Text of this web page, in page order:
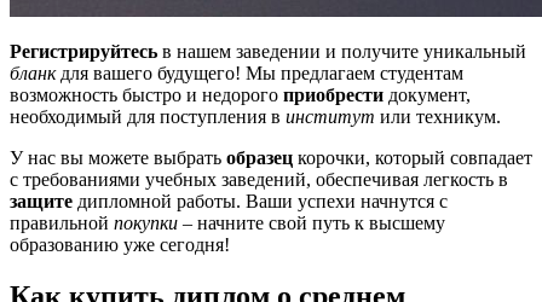
Регистрируйтесь в нашем заведении и получите уникальный
бланкдля вашего будущего! Мы предлагаем студентам
возможность быстро и недорого приобрести документ,
необходимый для поступления в институт или техникум.
У нас вы можете выбрать образец корочки, который совпадает
с требованиями учебных заведений, обеспечивая легкость в
защите дипломной работы. Ваши успехи начнутся с
правильной покупки – начните свой путь к высшему
образованию уже сегодня!
Как купить диплом о среднем